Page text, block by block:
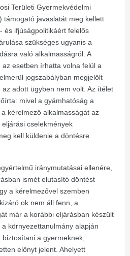
Területi Gyermekvédelmi
támogató javaslatát meg kellett
és ifjúságpolitikáért felelős
szükséges ugyanis a
való alkalmasságról. A
esetben írhatta volna felül a
jogszabályban megjelölt
adott ügyben nem volt. Az ítélet
mivel a gyámhatóság a
kérelmező alkalmasságát az
cselekmények
kell küldenie a döntésre
iránymutatásai ellenére,
ismét elutasító döntést
a kérelmezővel szemben
ok nem áll fenn, a
már a korábbi eljárásban készült
környezettanulmány alapján
a gyermeknek,
előnyt jelent. Ahelyett